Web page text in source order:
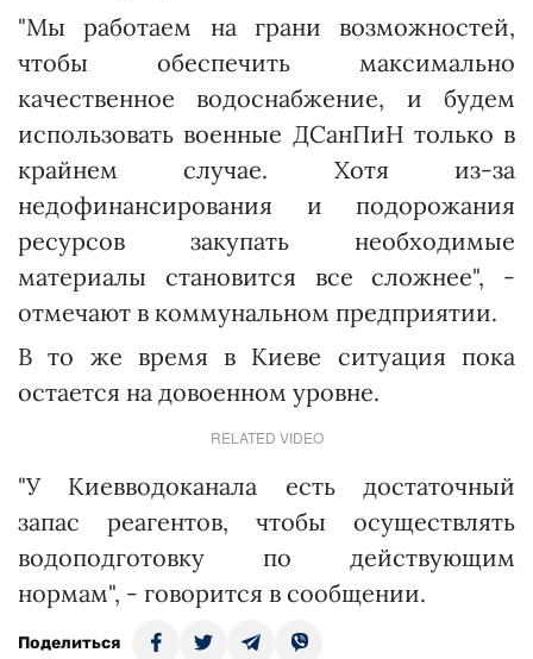
"Мы работаем на грани возможностей,
чтобы обеспечить максимально
качественное водоснабжение, и будем
использовать военные ДСанПиН только в
крайнем случае. Хотя из-за
недофинансирования и подорожания
ресурсов закупать необходимые
материалы становится все сложнее", -
отмечают в коммунальном предприятии.
В то же время в Киеве ситуация пока
остается на довоенном уровне.
RELATED VIDEO
"У Киевводоканала есть достаточный
запас реагентов, чтобы осуществлять
водоподготовку по действующим
нормам", - говорится в сообщении.
Поделиться